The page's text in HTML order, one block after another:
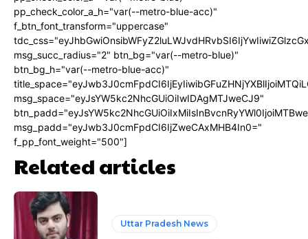
pp_check_color_a_h="var(--metro-blue-acc)"
f_btn_font_transform="uppercase"
msg_succ_radius="2" btn_bg="var(--metro-blue)"
btn_bg_h="var(--metro-blue-acc)"
msg_space="eyJsYW5kc2NhcGUiOiIwIDAgMTJweCJ9"
msg_padd="eyJwb3J0cmFpdCI6IjZweCAxMHB4In0="
f_pp_font_weight="500"]
Related articles
Uttar Pradesh News